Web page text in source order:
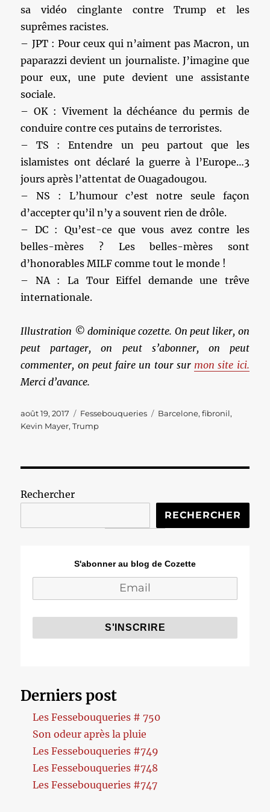
sa vidéo cinglante contre Trump et les
suprêmes racistes.
– JPT : Pour ceux qui n’aiment pas Macron, un
paparazzi devient un journaliste. J’imagine que
pour eux, une pute devient une assistante
sociale.
– OK : Vivement la déchéance du permis de
conduire contre ces putains de terroristes.
– TS : Entendre un peu partout que les
islamistes ont déclaré la guerre à l’Europe…3
jours après l’attentat de Ouagadougou.
– NS : L’humour c’est notre seule façon
d’accepter qu’il n’y a souvent rien de drôle.
– DC : Qu’est-ce que vous avez contre les
belles-mères ? Les belles-mères sont
d’honorables MILF comme tout le monde !
– NA : La Tour Eiffel demande une trêve
internationale.
Illustration © dominique cozette. On peut liker, on
peut partager, on peut s’abonner, on peut
commenter, on peut faire un tour sur mon site ici.
Merci d’avance.
Publié
le
août 19, 2017 Catégories
Fessebouqueries Étiquettes
Barcelone,fibronil,
Kevin Mayer,Trump
Rechercher
RECHERCHER
S'abonner au blog de Cozette
Derniers post
Les Fessebouqueries # 750
Son odeur après la pluie
Les Fessebouqueries #749
Les Fessebouqueries #748
Les Fessebouqueries #747